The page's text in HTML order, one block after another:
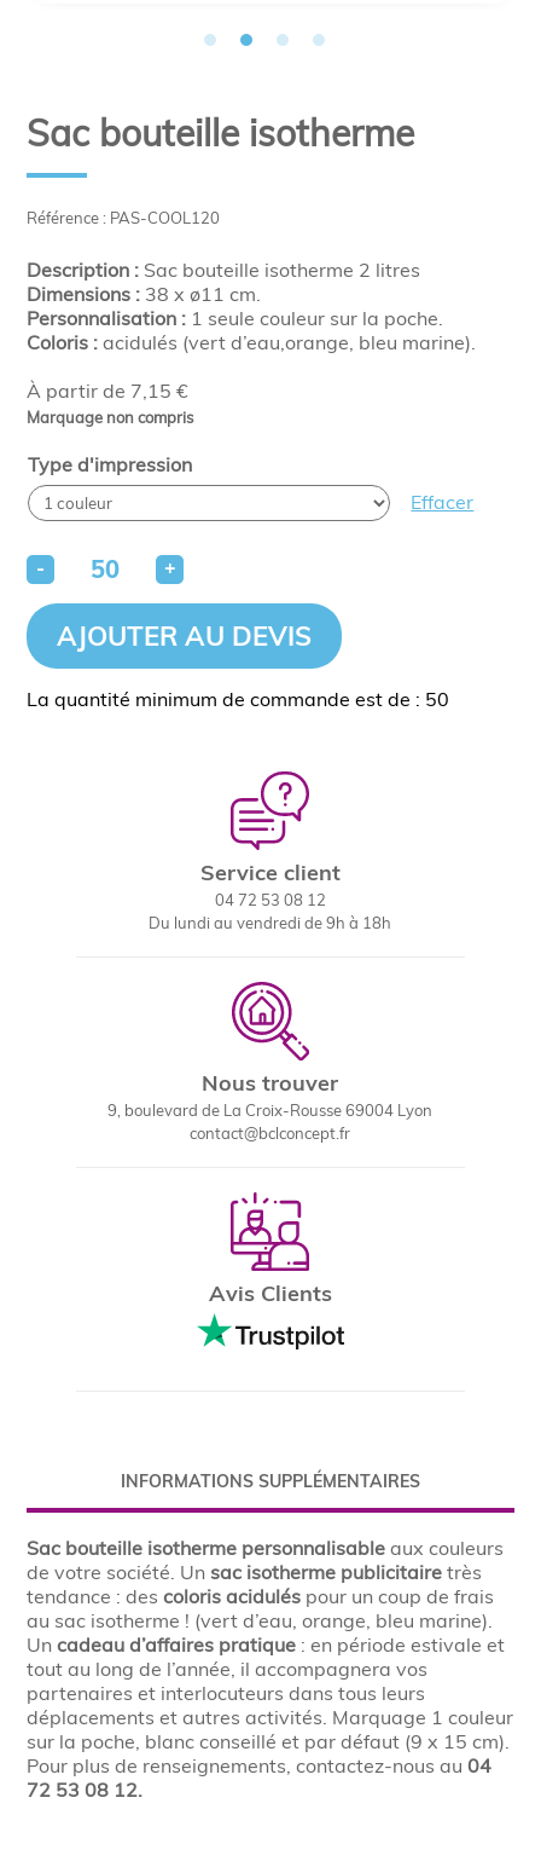
Référence : PAS-COOL120
À partir de 7,15 €
Marquage non compris
Sac bouteille isotherme
Description : Sac bouteille isotherme 2 litres
Dimensions : 38 x ø11 cm.
Personnalisation : 1 seule couleur sur la poche.
Coloris : acidulés (vert d’eau,orange, bleu marine).
Type d'impression
Effacer
- +
AJOUTER AU DEVIS
La quantité minimum de commande est de : 50
Service client
04 72 53 08 12
Du lundi au vendredi de 9h à 18h
Nous trouver
9, boulevard de La Croix-Rousse 69004 Lyon
contact@bclconcept.fr
Avis Clients
INFORMATIONS SUPPLÉMENTAIRES
Sac bouteille isotherme personnalisable aux couleurs
de votre société. Un sac isotherme publicitaire très
tendance : descoloris acidulés pour un coup de frais
au sac isotherme ! (vert d’eau, orange, bleu marine).
Uncadeau d’affaires pratique : en période estivale et
tout au long de l’année, il accompagnera vos
partenaires et interlocuteurs dans tous leurs
déplacements et autres activités. Marquage 1 couleur
sur la poche, blanc conseillé et par défaut (9 x 15 cm).
Pour plus de renseignements, contactez-nous au04
72 53 08 12.